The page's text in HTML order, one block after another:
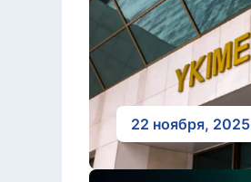
22 ноября, 2025